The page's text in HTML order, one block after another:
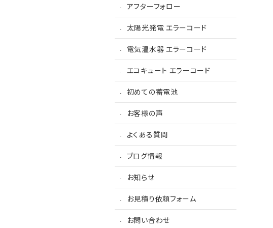
アフターフォロー
太陽光発電 エラーコード
電気温水器 エラーコード
エコキュート エラーコード
初めての蓄電池
お客様の声
よくある質問
ブログ情報
お知らせ
お見積り依頼フォーム
お問い合わせ